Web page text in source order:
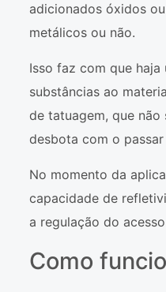
adicionados óxidos
metálicos ou não.
Isso faz com que haja
substâncias ao
de tatuagem, que não
desbota com o
No momento da
capacidade de
a regulação do
Como